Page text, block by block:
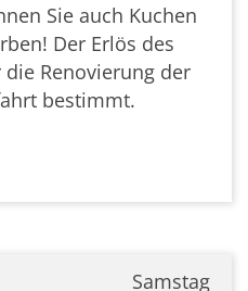
Sie auch Kuchen
Der Erlös des
Renovierung der
bestimmt.
Samstag